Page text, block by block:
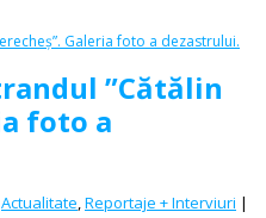
”Cătălin
foto a
Actualitate Reportaje + Interviuri |